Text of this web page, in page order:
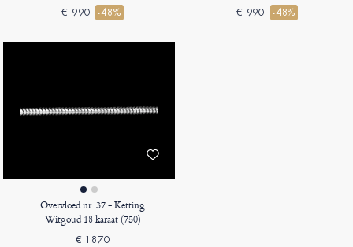
€ 990 -48% € 990 -48%
Overvloed nr. 37 - Ketting
Witgoud 18 karaat (750)
€ 1870